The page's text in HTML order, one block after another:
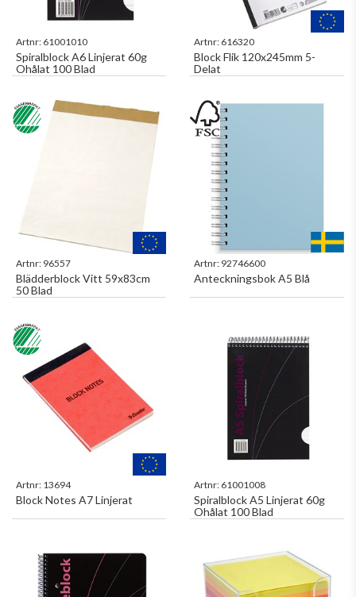
Artnr: 61001010
Spiralblock A6 Linjerat 60g
Ohålat 100 Blad
Artnr: 616320
Block Flik 120x245mm 5-
Delat
Artnr: 96557
Blädderblock Vitt 59x83cm
50 Blad
Artnr: 92746600
Anteckningsbok A5 Blå
Artnr: 13694
Block Notes A7 Linjerat
Artnr: 61001008
Spiralblock A5 Linjerat 60g
Ohålat 100 Blad